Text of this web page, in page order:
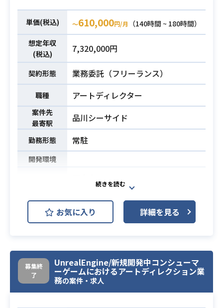
・UnrealEngine4もしくは5での開発
経験
・Pythonなどスクリプトを使用した
ツールの開発経験
単価(税込) 〜610,000円/月
（140時間 ~ 180時間）
想定年収
(税込)
7,320,000円
契約形態 業務委託（フリーランス）
職種 アートディレクター
案件先
最寄駅
品川シーサイド
勤務形態 常駐
開発環境
運用中のスマホ向けゲーム案件にて
アートディレクターとしてご参画い
ただきます。
ラスト、衣装デザインの案出し
・上記イラスト指示書作成
・発注先外注会社などの窓口、管理
・納品物の内容確認、FB対応
お気に入り 詳細を見る
募集終
了
UnrealEngine/新規開発中コンシューマ
ーゲームにおけるアートディレクション業
務の案件・求人